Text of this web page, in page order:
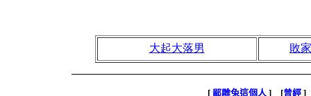
大起大落男 敗
[鄙雕兔這個人] [曾經]